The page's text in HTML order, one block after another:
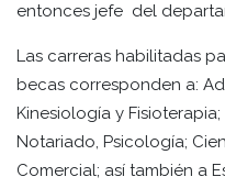
entonces jefe del
Las carreras habilitadas
becas corresponden a:
Kinesiología y
Notariado, Psicología;
Comercial; así también a